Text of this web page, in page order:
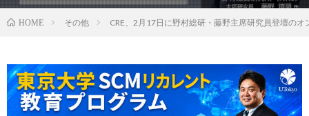
HOME その他 CRE、2月17日に野村総研・藤野主席研究員登壇のオ